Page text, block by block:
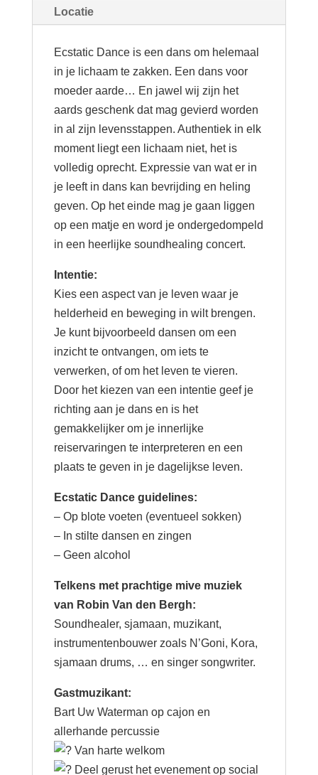
aantalLocatie
Ecstatic Dance is een dans om helemaal
in je lichaam te zakken. Een dans voor
moeder aarde… En jawel wij zijn het
aards geschenk dat mag gevierd worden
in al zijn levensstappen. Authentiek in elk
moment liegt een lichaam niet, het is
volledig oprecht. Expressie van wat er in
je leeft in dans kan bevrijding en heling
geven. Op het einde mag je gaan liggen
op een matje en word je ondergedompeld
in een heerlijke soundhealing concert.
Intentie:
Kies een aspect van je leven waar je
helderheid en beweging in wilt brengen.
Je kunt bijvoorbeeld dansen om een
inzicht te ontvangen, om iets te
verwerken, of om het leven te vieren.
Door het kiezen van een intentie geef je
richting aan je dans en is het
gemakkelijker om je innerlijke
reiservaringen te interpreteren en een
plaats te geven in je dagelijkse leven.
Ecstatic Dance guidelines:
– Op blote voeten (eventueel sokken)
– In stilte dansen en zingen
– Geen alcohol
Telkens met prachtige mive muziek
van Robin Van den Bergh:
Soundhealer, sjamaan, muzikant,
instrumentenbouwer zoals N’Goni, Kora,
sjamaan drums, … en singer songwriter.
Gastmuzikant:
Bart Uw Waterman op cajon en
allerhande percussie
Van harte welkom
Deel gerust het evenement op social